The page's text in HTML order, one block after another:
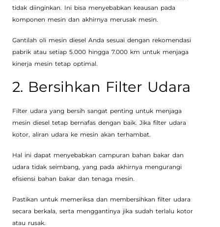
tidak diinginkan. Ini bisa menyebabkan keausan pada
komponen mesin dan akhirnya merusak mesin.
Gantilah oli mesin diesel Anda sesuai dengan rekomendasi
pabrik atau setiap 5.000 hingga 7.000 km untuk menjaga
kinerja mesin tetap optimal.
2. Bersihkan Filter Udara
Filter udara yang bersih sangat penting untuk menjaga
mesin diesel tetap bernafas dengan baik. Jika filter udara
kotor, aliran udara ke mesin akan terhambat.
Hal ini dapat menyebabkan campuran bahan bakar dan
udara tidak seimbang, yang pada akhirnya mengurangi
efisiensi bahan bakar dan tenaga mesin.
Pastikan untuk memeriksa dan membersihkan filter udara
secara berkala, serta menggantinya jika sudah terlalu kotor
atau rusak.